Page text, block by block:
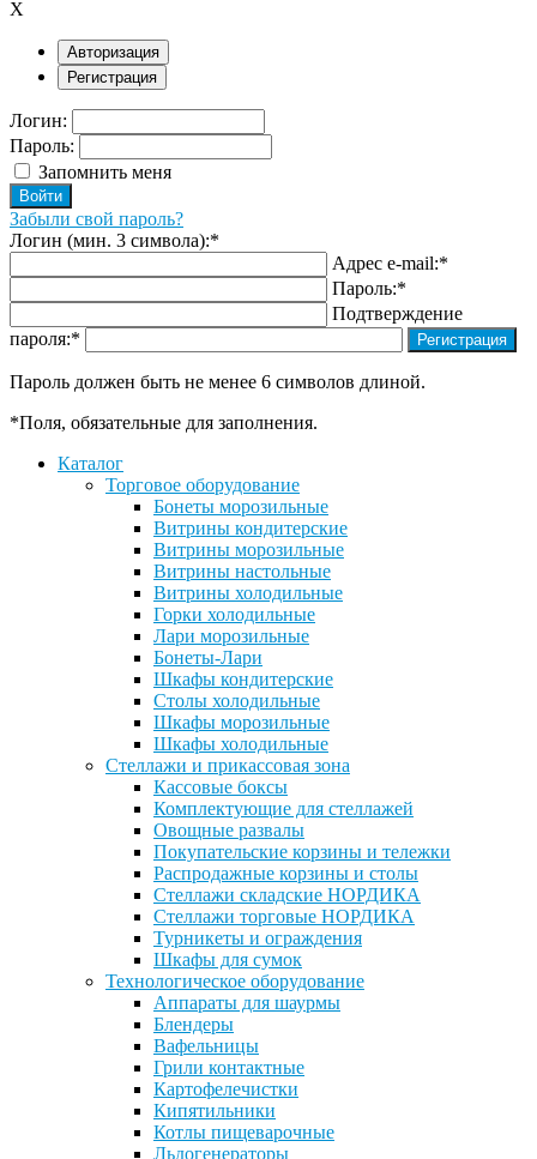
X
Авторизация
Регистрация
Логин:
Пароль:
Запомнить меня
Забыли свой пароль?
Логин (мин. 3 символа):*
Адрес e-mail:*
Пароль:*
Подтверждение
пароля:*
Пароль должен быть не менее 6 символов длиной.
*Поля, обязательные для заполнения.
Каталог
Торговое оборудование
Бонеты морозильные
Витрины кондитерские
Витрины морозильные
Витрины настольные
Витрины холодильные
Горки холодильные
Лари морозильные
Бонеты-Лари
Шкафы кондитерские
Столы холодильные
Шкафы морозильные
Шкафы холодильные
Стеллажи и прикассовая зона
Кассовые боксы
Комплектующие для стеллажей
Овощные развалы
Покупательские корзины и тележки
Распродажные корзины и столы
Стеллажи складские НОРДИКА
Стеллажи торговые НОРДИКА
Турникеты и ограждения
Шкафы для сумок
Технологическое оборудование
Аппараты для шаурмы
Блендеры
Вафельницы
Грили контактные
Картофелечистки
Кипятильники
Котлы пищеварочные
Льдогенераторы